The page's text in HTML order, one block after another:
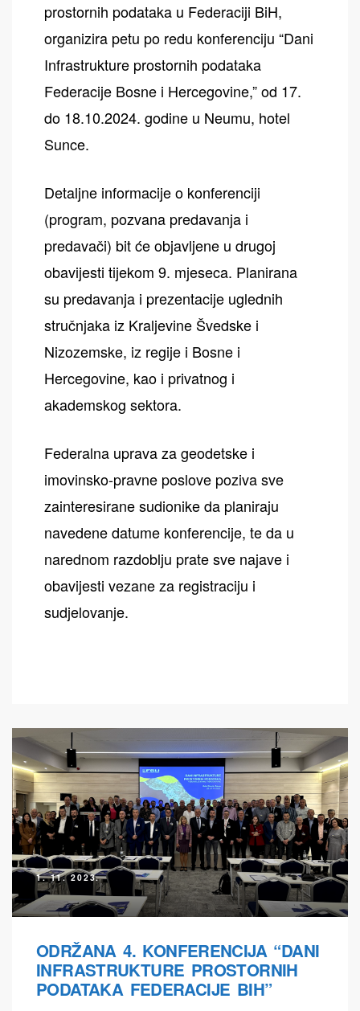
prostornih podataka u Federaciji BiH,
organizira petu po redu konferenciju “Dani
Infrastrukture prostornih podataka
Federacije Bosne i Hercegovine,” od 17.
do 18.10.2024. godine u Neumu, hotel
Sunce.
Detaljne informacije o konferenciji
(program, pozvana predavanja i
predavači) bit će objavljene u drugoj
obavijesti tijekom 9. mjeseca. Planirana
su predavanja i prezentacije uglednih
stručnjaka iz Kraljevine Švedske i
Nizozemske, iz regije i Bosne i
Hercegovine, kao i privatnog i
akademskog sektora.
Federalna uprava za geodetske i
imovinsko-pravne poslove poziva sve
zainteresirane sudionike da planiraju
navedene datume konferencije, te da u
narednom razdoblju prate sve najave i
obavijesti vezane za registraciju i
sudjelovanje.
1. 11. 2023.
ODRŽANA 4. KONFERENCIJA “DANI
INFRASTRUKTURE PROSTORNIH
PODATAKA FEDERACIJE BIH”